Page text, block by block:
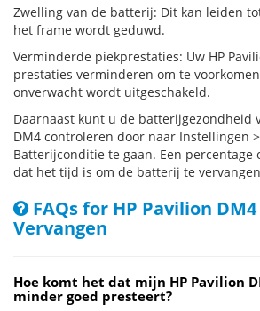
Zwelling van de batterij: Dit kan leiden
het frame wordt geduwd.
Verminderde piekprestaties: Uw HP
prestaties verminderen om te
onverwacht wordt uitgeschakeld.
Daarnaast kunt u de batterijgezondheid
DM4 controleren door naar Instellingen
Batterijconditie te gaan. Een percentage
dat het tijd is om de batterij te
FAQs for HP Pavilion
Vervangen
Hoe komt het dat mijn HP Pavilion
minder goed presteert?